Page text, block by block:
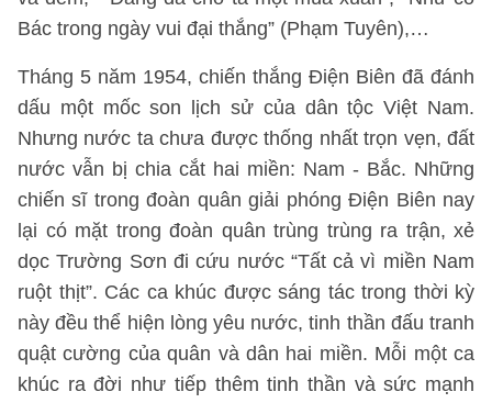
Bác trong ngày vui đại thắng” (Phạm Tuyên),…
Tháng 5 năm 1954, chiến thắng Điện Biên đã đánh
dấu một mốc son lịch sử của dân tộc Việt Nam.
Nhưng nước ta chưa được thống nhất trọn vẹn, đất
nước vẫn bị chia cắt hai miền: Nam - Bắc. Những
chiến sĩ trong đoàn quân giải phóng Điện Biên nay
lại có mặt trong đoàn quân trùng trùng ra trận, xẻ
dọc Trường Sơn đi cứu nước “Tất cả vì miền Nam
ruột thịt”. Các ca khúc được sáng tác trong thời kỳ
này đều thể hiện lòng yêu nước, tinh thần đấu tranh
quật cường của quân và dân hai miền. Mỗi một ca
khúc ra đời như tiếp thêm tinh thần và sức mạnh